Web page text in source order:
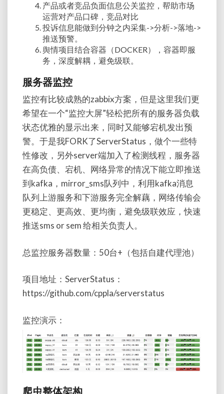
产品或者竞品负面信息公关监控，帮助市场
运营对产品口碑，竞品对比
投诉信息能做到分钟之内采集->分析->落地->
推送预警。
舆情项目结合容器（DOCKER），容器即服
务，深度解耦，避免级联。
服务器监控
监控有比较成熟的zabbix方案，但是这里我们更
希望在一个“监控大屏”轻松把所有的服务器负载
状态优雅的显示出来，同时又能够宕机发出预
警。于是我FORK了ServerStatus，做个一些特
性修改，另外server端加入了检测线程，服务器
在高负债、宕机、网络异常的情况下能立即推送
到kafka，mirror_sms队列中，利用kafka消息
队列上游服务和下游服务完全解藕，网络传输会
更稳定、更高效、更均衡，避免级联效应，快速
推送sms or sem给相关负责人。
总监控服务器数量：50台+（包括自建代理池）
项目地址：ServerStatus ：
https://github.com/cppla/serverstatus
监控演示：
爬虫整体架构